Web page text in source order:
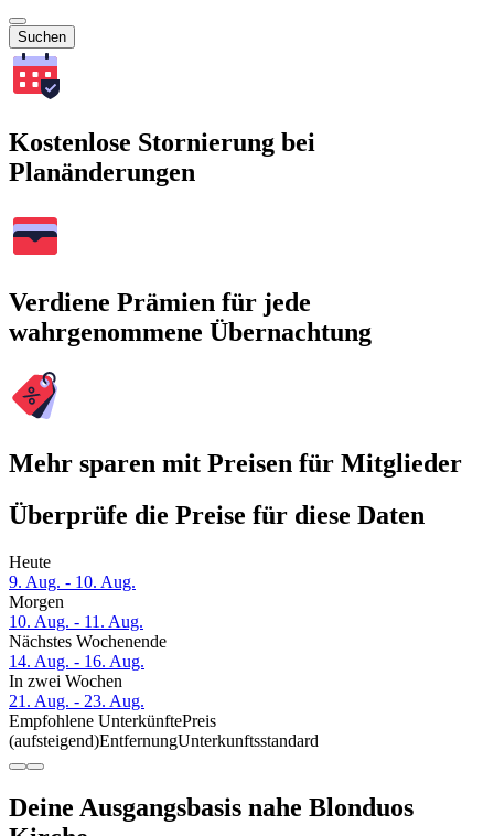
Suchen
Kostenlose Stornierung bei
Planänderungen
Verdiene Prämien für jede
wahrgenommene Übernachtung
Mehr sparen mit Preisen für Mitglieder
Überprüfe die Preise für diese Daten
Heute
9. Aug. - 10. Aug.
Morgen
10. Aug. - 11. Aug.
Nächstes Wochenende
14. Aug. - 16. Aug.
In zwei Wochen
21. Aug. - 23. Aug.
Empfohlene UnterkünftePreis
(aufsteigend)EntfernungUnterkunftsstandard
Deine Ausgangsbasis nahe Blonduos